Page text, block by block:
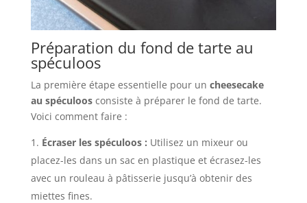
Préparation du fond de tarte au
spéculoos
La première étape essentielle pour un cheesecake
au spéculoosconsiste à préparer le fond de tarte.
Voici comment faire :
Écraser les spéculoos : Utilisez un mixeur ou
placez-les dans un sac en plastique et écrasez-les
avec un rouleau à pâtisserie jusqu’à obtenir des
miettes fines.